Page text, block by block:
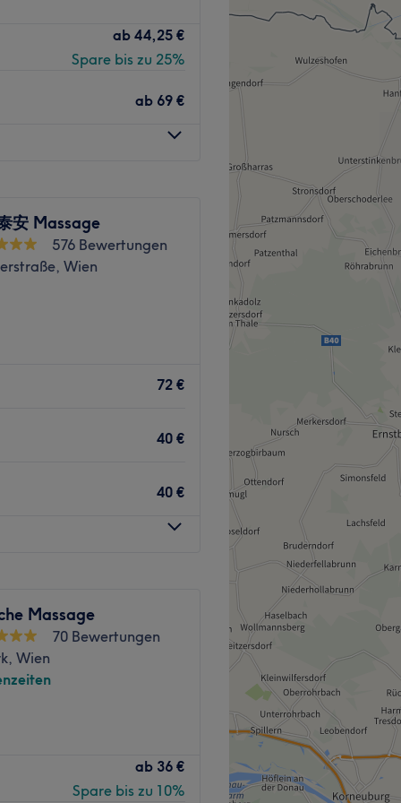
wie sie selbst. Viel
ist: entspannen und
und moderne Kosmetik.
erfahrenes Team
und neue Energie.
online über Treatwell
sein, teilen Sie
können. Vielen
ausgebildete
Kompetenz und viel
spezialisierte
auf Ihre
apparative
und Microneedling
Zurück zur Salonansicht
ab 44,25 €
Spare bis zu 25%
ab 69 €
immer häufiger
verknotet an? Bei Hi Spa
und Luft holen.
Körper und Geist
in diesem
per App!
Methoden zur
allgemeines
Auszeit und komm
Zurück zur Salonansicht
安 Massage
576 Bewertungen
Wien
72 €
40 €
40 €
Bei Tai An 泰安 Massage
Entspannung. Egal ob
Schröpf Massage, hier
Massage
70 Bewertungen
Wien
ab 36 €
Spare bis zu 10%